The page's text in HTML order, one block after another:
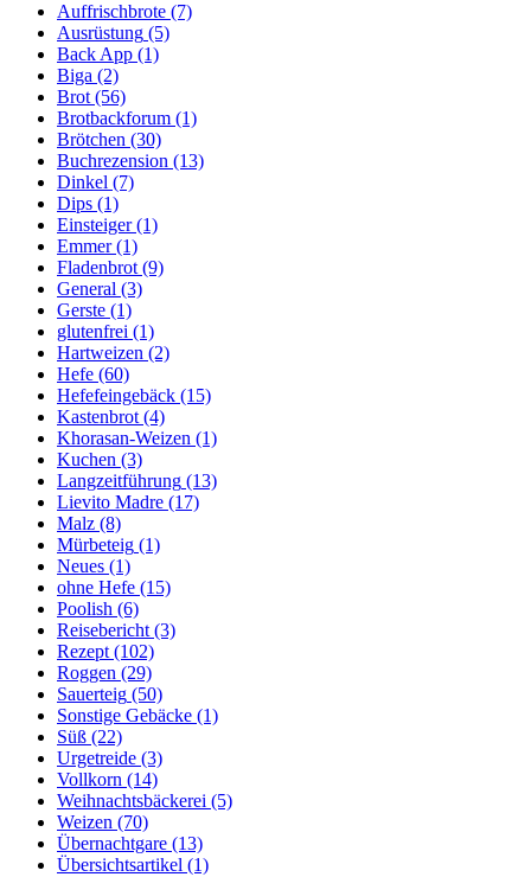
Auffrischbrote (7)
Ausrüstung (5)
Back App (1)
Biga (2)
Brot (56)
Brotbackforum (1)
Brötchen (30)
Buchrezension (13)
Dinkel (7)
Dips (1)
Einsteiger(1)
Emmer(1)
Fladenbrot (9)
General (3)
Gerste (1)
glutenfrei (1)
Hartweizen (2)
Hefe (60)
Hefefeingebäck (15)
Kastenbrot (4)
Khorasan-Weizen (1)
Kuchen (3)
Langzeitführung (13)
Lievito Madre (17)
Malz (8)
Mürbeteig (1)
Neues (1)
ohne Hefe (15)
Poolish (6)
Reisebericht (3)
Rezept (102)
Roggen (29)
Sauerteig (50)
Sonstige Gebäcke (1)
Süß (22)
Urgetreide (3)
Vollkorn (14)
Weihnachtsbäckerei (5)
Weizen (70)
Übernachtgare (13)
Übersichtsartikel (1)